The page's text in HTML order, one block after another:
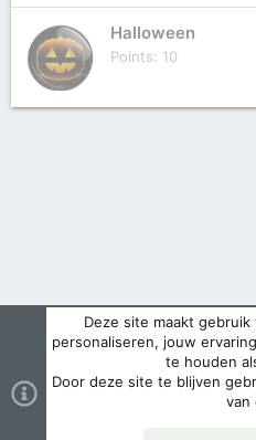
Halloween
Points 10
Deze site maakt
personaliseren, jouw
te houden
Door deze site te blijven
van